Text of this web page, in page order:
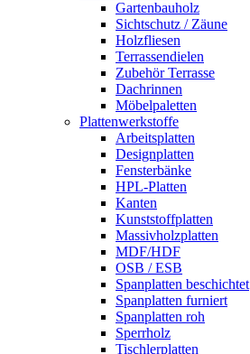
Gartenbauholz
Sichtschutz / Zäune
Holzfliesen
Terrassendielen
Zubehör Terrasse
Dachrinnen
Möbelpaletten
Plattenwerkstoffe
Arbeitsplatten
Designplatten
Fensterbänke
HPL-Platten
Kanten
Kunststoffplatten
Massivholzplatten
MDF/HDF
OSB / ESB
Spanplatten beschichtet
Spanplatten furniert
Spanplatten roh
Sperrholz
Tischlerplatten